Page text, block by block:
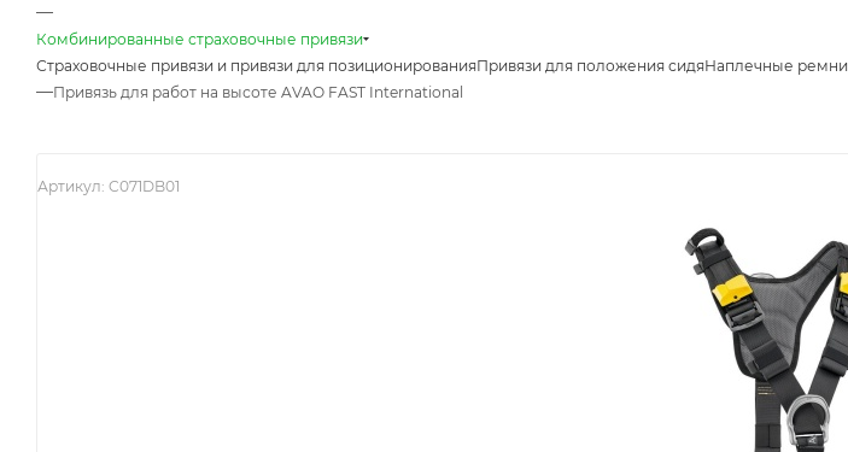
—
Комбинированные страховочные привязи
Страховочные привязи и привязи для позиционированияПривязи для положения сидяНаплечные ремни
—Привязь для работ на высоте AVAO FAST International
Артикул: C071DB01